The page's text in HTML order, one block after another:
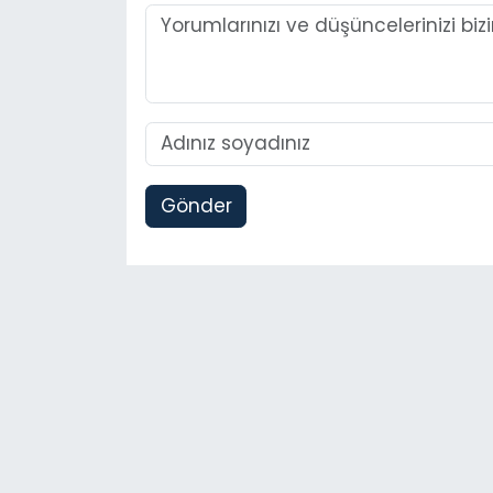
Gönder